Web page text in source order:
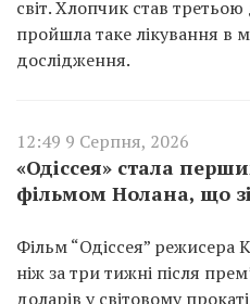
світ. Хлопчик став
пройшла таке лікування в
дослідження.
12:49 9 Серпня, 2026
«Одіссея» стала
фільмом Нолана, що
Фільм “Одіссея”
ніж за три тижні після
доларів у світовому